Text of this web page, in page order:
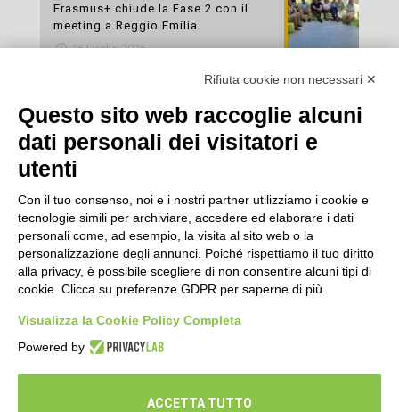
Erasmus+ chiude la Fase 2 con il
meeting a Reggio Emilia
16 Luglio 2026
Esami di laboratorio preventivi
cura della propria salute
16 Luglio 2026
Rifiuta cookie non necessari ✕
Questo sito web raccoglie alcuni
dati personali dei visitatori e
utenti
Con il tuo consenso, noi e i nostri partner utilizziamo i cookie e
tecnologie simili per archiviare, accedere ed elaborare i dati
personali come, ad esempio, la visita al sito web o la
personalizzazione degli annunci. Poiché rispettiamo il tuo diritto
alla privacy, è possibile scegliere di non consentire alcuni tipi di
cookie. Clicca su preferenze GDPR per saperne di più.
Visualizza la Cookie Policy Completa
Powered by
ACCETTA TUTTO